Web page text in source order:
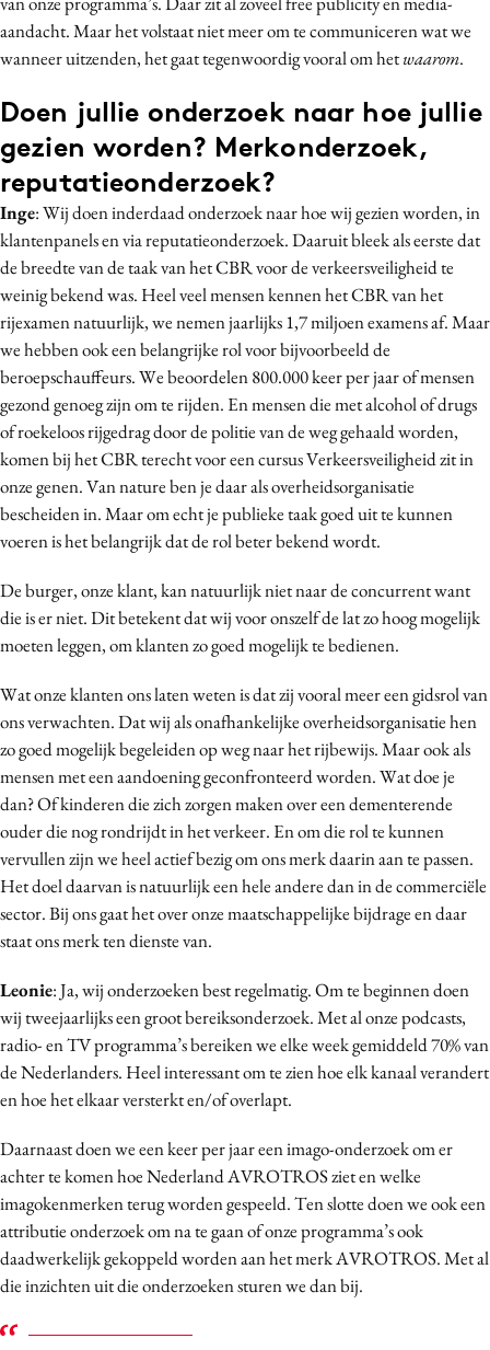
aandacht. Maar het volstaat niet meer om te communiceren wat we
wanneer uitzenden, het gaat tegenwoordig vooral om hetwaarom.
Doen jullie onderzoek naar hoe jullie
gezien worden? Merkonderzoek,
reputatieonderzoek?
Inge: Wij doen inderdaad onderzoek naar hoe wij gezien worden, in
klantenpanels en via reputatieonderzoek. Daaruit bleek als eerste dat
de breedte van de taak van het CBR voor de verkeersveiligheid te
weinig bekend was. Heel veel mensen kennen het CBR van het
rijexamen natuurlijk, we nemen jaarlijks 1,7 miljoen examens af. Maar
we hebben ook een belangrijke rol voor bijvoorbeeld de
beroepschauffeurs. We beoordelen 800.000 keer per jaar of mensen
gezond genoeg zijn om te rijden. En mensen die met alcohol of drugs
of roekeloos rijgedrag door de politie van de weg gehaald worden,
komen bij het CBR terecht voor een cursus Verkeersveiligheid zit in
onze genen. Van nature ben je daar als overheidsorganisatie
bescheiden in. Maar om echt je publieke taak goed uit te kunnen
voeren is het belangrijk dat de rol beter bekend wordt.
De burger, onze klant, kan natuurlijk niet naar de concurrent want
die is er niet. Dit betekent dat wij voor onszelf de lat zo hoog mogelijk
moeten leggen, om klanten zo goed mogelijk te bedienen.
Wat onze klanten ons laten weten is dat zij vooral meer een gidsrol van
ons verwachten. Dat wij als onafhankelijke overheidsorganisatie hen
zo goed mogelijk begeleiden op weg naar het rijbewijs. Maar ook als
mensen met een aandoening geconfronteerd worden. Wat doe je
dan? Of kinderen die zich zorgen maken over een dementerende
ouder die nog rondrijdt in het verkeer. En om die rol te kunnen
vervullen zijn we heel actief bezig om ons merk daarin aan te passen.
Het doel daarvan is natuurlijk een hele andere dan in de commerciële
sector. Bij ons gaat het over onze maatschappelijke bijdrage en daar
staat ons merk ten dienste van.
Leonie: Ja, wij onderzoeken best regelmatig. Om te beginnen doen
wij tweejaarlijks een groot bereiksonderzoek. Met al onze podcasts,
radio- en TV programma’s bereiken we elke week gemiddeld 70% van
de Nederlanders. Heel interessant om te zien hoe elk kanaal verandert
en hoe het elkaar versterkt en/of overlapt.
Daarnaast doen we een keer per jaar een imago-onderzoek om er
achter te komen hoe Nederland AVROTROS ziet en welke
imagokenmerken terug worden gespeeld. Ten slotte doen we ook een
attributie onderzoek om na te gaan of onze programma’s ook
daadwerkelijk gekoppeld worden aan het merk AVROTROS. Met al
die inzichten uit die onderzoeken sturen we dan bij.